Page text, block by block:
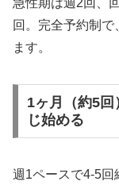
急性期は週2回、
回。完全予約制
ます。
1ヶ月（約5
じ始める
週1ペースで4-5回